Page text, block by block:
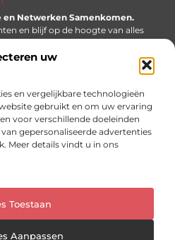
uw
en vergelijkbare technologieën
gebruikt en om uw ervaring
voor verschillende doeleinden
gepersonaliseerde advertenties
Meer details vindt u in ons
Toestaan
Aanpassen
en Netwerken Samenkomen.
en blijf op de hoogte van alles
in de wereld.
All Right Reserved.